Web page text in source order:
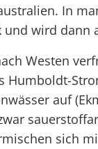
In
und wird dann
Westen
Humboldt-
auf
sich